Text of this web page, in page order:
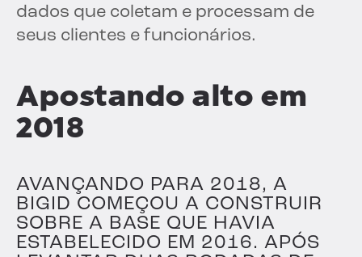
dados que coletam e processam de
seus clientes e funcionários.
Apostando alto em
2018
AVANÇANDO PARA 2018, A
BIGID COMEÇOU A CONSTRUIR
SOBRE A BASE QUE HAVIA
ESTABELECIDO EM 2016. APÓS